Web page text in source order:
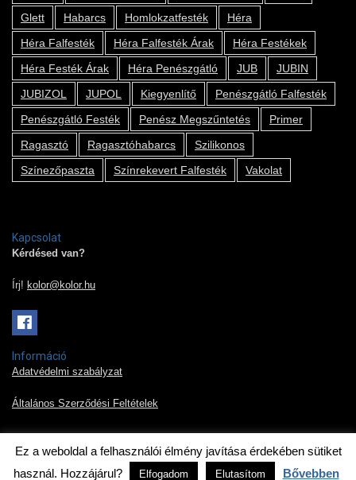
Glett
Habarcs Homlokzatfesték
Héra
Héra Falfesték
Héra Falfesték Árak
Héra Festékek
Héra Festék Árak
Héra Penészgátló JUB
JUBIN
JUBIZOL
JUPOL Kiegyenlítő
Penészgátló Falfesték
Penészgátló Festék
Penész Megszűntetés
Primer
Ragasztó
Ragasztóhabarcs
Szilikonos
Színezőpaszta
Színrekevert Falfesték Vakolat
Kapcsolat
Kérdésed van?
Írj! kolor@kolor.hu
Információ
Adatvédelmi szabályzat
Általános Szerződési Feltételek
2019 © Kolor Pont Kft.
Ez a weboldal a felhasználói élmény javítása érdekében sütiket
használ. Hozzájárul?
Elfogadom Elutasítom Bővebben